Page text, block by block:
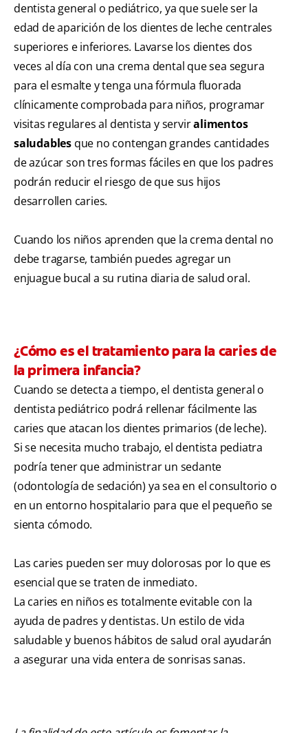
dentista general o pediátrico, ya que suele ser la
edad de aparición de los dientes de leche centrales
superiores e inferiores. Lavarse los dientes dos
veces al día con una crema dental que sea segura
para el esmalte y tenga una fórmula fluorada
clínicamente comprobada para niños, programar
visitas regulares al dentista y serviralimentos
saludables que no contengan grandes cantidades
de azúcar son tres formas fáciles en que los padres
podrán reducir el riesgo de que sus hijos
desarrollen caries.
Cuando los niños aprenden que la crema dental no
debe tragarse, también puedes agregar un
enjuague bucal a su rutina diaria de salud oral.
¿Cómo es el tratamiento para la caries de
la primera infancia?
Cuando se detecta a tiempo, el dentista general o
dentista pediátrico podrá rellenar fácilmente las
caries que atacan los dientes primarios (de leche).
Si se necesita mucho trabajo, el dentista pediatra
podría tener que administrar un sedante
(odontología de sedación) ya sea en el consultorio o
en un entorno hospitalario para que el pequeño se
sienta cómodo.
Las caries pueden ser muy dolorosas por lo que es
esencial que se traten de inmediato.
La caries en niños es totalmente evitable con la
ayuda de padres y dentistas. Un estilo de vida
saludable y buenos hábitos de salud oral ayudarán
a asegurar una vida entera de sonrisas sanas.